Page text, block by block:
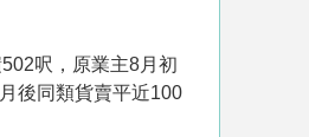
呎，原業主8月初
後同類貨賣平近100